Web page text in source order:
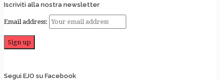
Iscriviti alla nostra newsletter
Email address:
Segui EJO su Facebook